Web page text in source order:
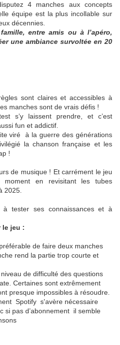
4 manches aux concepts
équipe est la plus incollable sur
décennies.
entre amis ou à l’apéro,
une ambiance survoltée en 20
sont claires et accessibles à
manches sont de vrais défis !
s’y laissent prendre, et c’est
fun et addictif.
viré à la guerre des générations
la chanson française et les
!
de musique ! Et carrément le jeu
en revisitant les tubes
2025.
tester ses connaissances et à
le jeu :
de faire deux manches
rend la partie trop courte et
de difficulté des questions
Certaines sont extrêmement
presque impossibles à résoudre.
Spotify s'avère nécessaire
si pas d’abonnement il semble